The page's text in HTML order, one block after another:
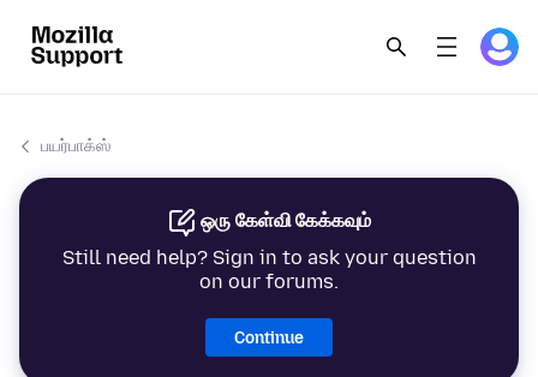
பயர்பாக்ஸ்
ஒரு கேள்வி கேக்கவும்
Still need help? Sign in to ask your question
on our forums.
Continue